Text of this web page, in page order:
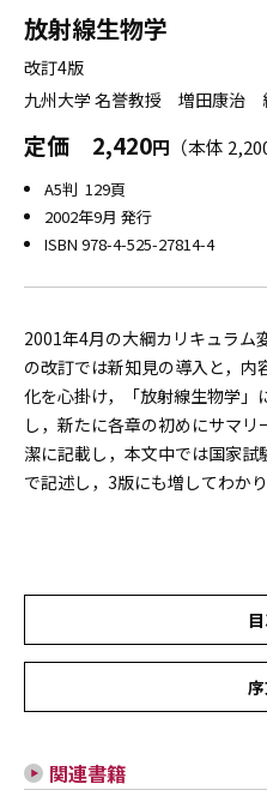
放射線生物学
改訂4版
九州大学 名誉教授 増田康治
定価 2,420円 （本体
A5判 129頁
2002年9月 発行
ISBN 978-4-525-27814-4
2001年4月の大綱カリキュラム
の改訂では新知見の導入と，
化を心掛け，「放射線生物学」
し，新たに各章の初めにサマ
潔に記載し，本文中では国家
で記述し，3版にも増してわか
関連書籍